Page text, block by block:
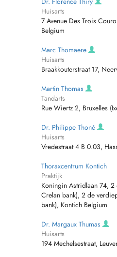
Huisarts
7 Avenue Des Trois
Belgium
Marc Thomaere
Huisarts
Braakkouterstraat 17,
Martin Thomas
Tandarts
Rue Wiertz 2, Bruxelles
Dr. Philippe Thoné
Huisarts
Vredestraat 4 B 0.03,
Thoraxcentrum Kontich
Praktijk
Koningin Astridlaan 74,
Crelan bank), 2 de
bank), Kontich Belgium
Dr. Margaux Thumas
Huisarts
194 Mechelsestraat,